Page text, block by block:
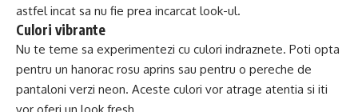
astfel incat sa nu fie prea incarcat look-ul.
Culori vibrante
Nu te teme sa experimentezi cu culori indraznete. Poti opta
pentru un hanorac rosu aprins sau pentru o pereche de
pantaloni verzi neon. Aceste culori vor atrage atentia si iti